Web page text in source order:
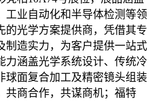
工业自动化和半导体检测等领
的光学方案提供商，凭借其专
制造实力，为客户提供一站式
力涵盖光学系统设计、传统冷
球面复合加工及精密镜头组装
共商合作，共谋商机；福特